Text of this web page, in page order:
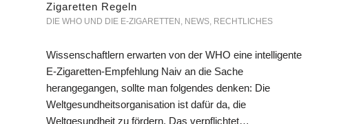
Zigaretten Regeln
DIE WHO UND DIE E-ZIGARETTEN , NEWS, RECHTLICHES
Wissenschaftlern erwarten von der WHO eine intelligente
E-Zigaretten-Empfehlung Naiv an die Sache
herangegangen, sollte man folgendes denken: Die
Weltgesundheitsorganisation ist dafür da, die
Weltgesundheit zu fördern. Das verpflichtet…